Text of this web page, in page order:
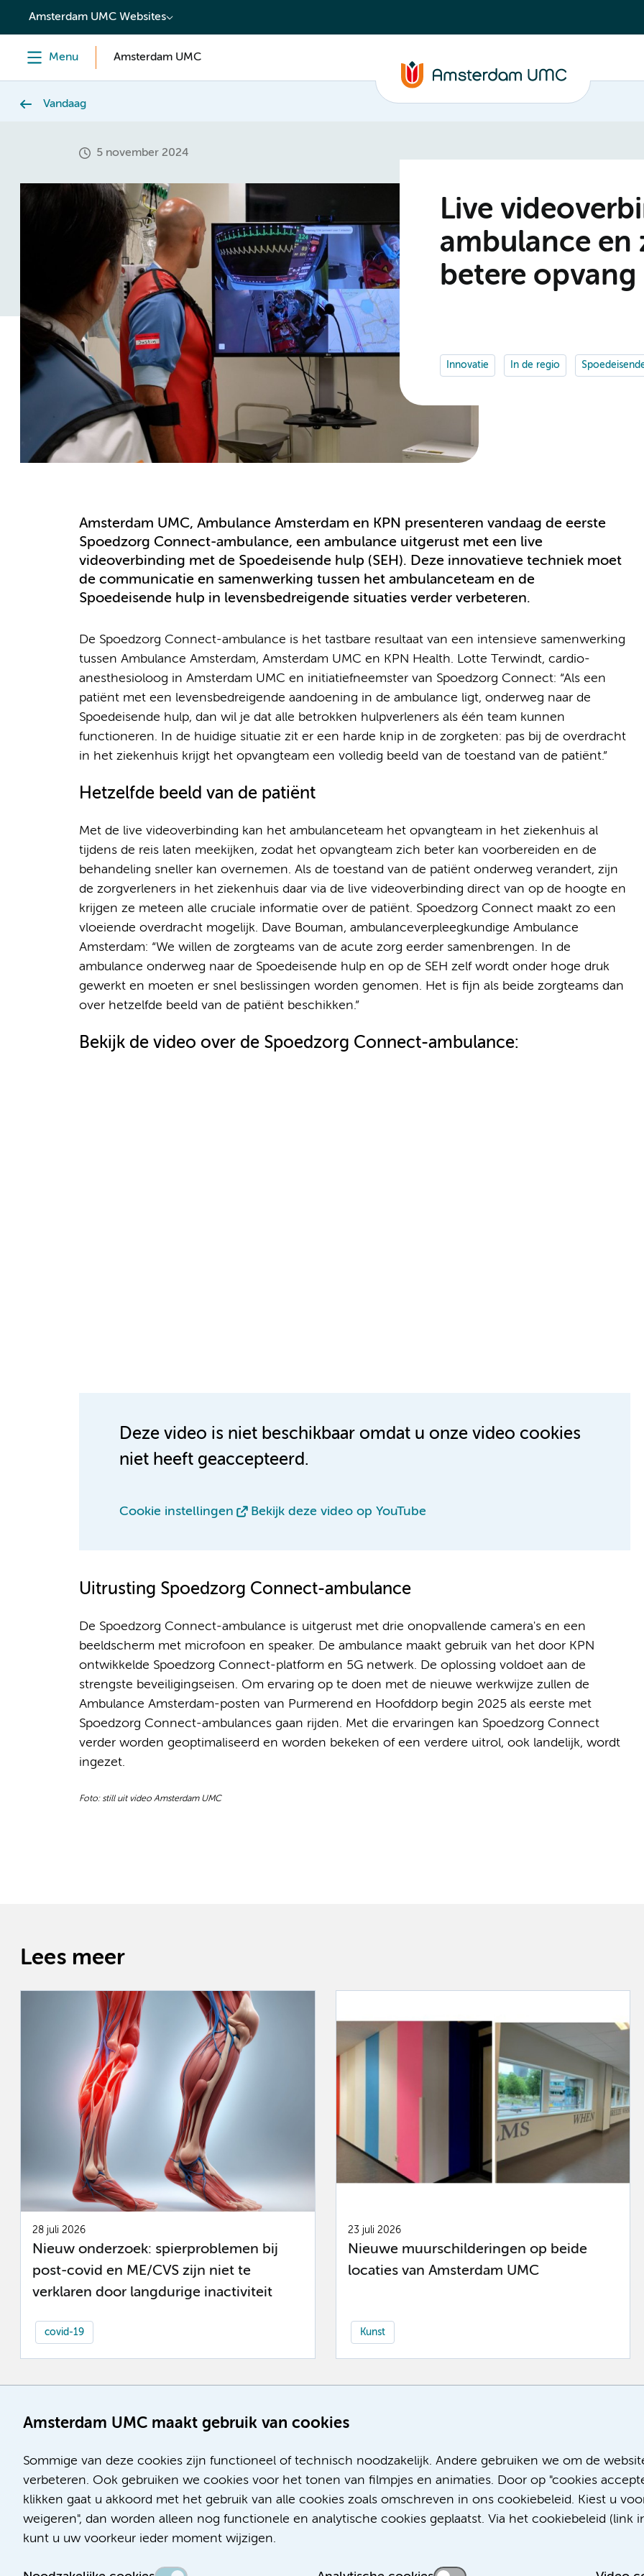
content
Amsterdam UMC maakt gebruik van cookies
Sommige van deze cookies zijn functioneel of technisch noodzakelijk. Andere gebruiken we om de
verbeteren. Ook gebruiken we cookies voor het tonen van filmpjes en animaties. Door op "cookies
klikken gaat u akkoord met het gebruik van alle cookies zoals omschreven in ons cookiebeleid. Kiest u
weigeren", dan worden alleen nog functionele en analytische cookies geplaatst. Via het cookiebeleid (link
kunt u uw voorkeur ieder moment wijzigen.
Amsterdam UMC Websites
Menu Amsterdam UMC
Vandaag
5 november 2024
Live
ambulance en
betere
Innovatie In de regio
Amsterdam UMC, Ambulance Amsterdam en KPN presenteren vandaag de eerste
Spoedzorg Connect-ambulance, een ambulance uitgerust met een live
videoverbinding met de Spoedeisende hulp (SEH). Deze innovatieve techniek moet
de communicatie en samenwerking tussen het ambulanceteam en de
Spoedeisende hulp in levensbedreigende situaties verder verbeteren.
De Spoedzorg Connect-ambulance is het tastbare resultaat van een intensieve samenwerking
tussen Ambulance Amsterdam, Amsterdam UMC en KPN Health. Lotte Terwindt, cardio-
anesthesioloog in Amsterdam UMC en initiatiefneemster van Spoedzorg Connect: “Als een
patiënt met een levensbedreigende aandoening in de ambulance ligt, onderweg naar de
Spoedeisende hulp, dan wil je dat alle betrokken hulpverleners als één team kunnen
functioneren. In de huidige situatie zit er een harde knip in de zorgketen: pas bij de overdracht
in het ziekenhuis krijgt het opvangteam een volledig beeld van de toestand van de patiënt.”
Hetzelfde beeld van de patiënt
Met de live videoverbinding kan het ambulanceteam het opvangteam in het ziekenhuis al
tijdens de reis laten meekijken, zodat het opvangteam zich beter kan voorbereiden en de
behandeling sneller kan overnemen. Als de toestand van de patiënt onderweg verandert, zijn
de zorgverleners in het ziekenhuis daar via de live videoverbinding direct van op de hoogte en
krijgen ze meteen alle cruciale informatie over de patiënt. Spoedzorg Connect maakt zo een
vloeiende overdracht mogelijk. Dave Bouman, ambulanceverpleegkundige Ambulance
Amsterdam: “We willen de zorgteams van de acute zorg eerder samenbrengen. In de
ambulance onderweg naar de Spoedeisende hulp en op de SEH zelf wordt onder hoge druk
gewerkt en moeten er snel beslissingen worden genomen. Het is fijn als beide zorgteams dan
over hetzelfde beeld van de patiënt beschikken.”
Bekijk de video over de Spoedzorg Connect-ambulance:
Deze video is niet beschikbaar omdat u onze video cookies
niet heeft geaccepteerd.
Cookie instellingen Bekijk deze video op YouTube
Uitrusting Spoedzorg Connect-ambulance
De Spoedzorg Connect-ambulance is uitgerust met drie onopvallende camera's en een
beeldscherm met microfoon en speaker. De ambulance maakt gebruik van het door KPN
ontwikkelde Spoedzorg Connect-platform en 5G netwerk. De oplossing voldoet aan de
strengste beveiligingseisen. Om ervaring op te doen met de nieuwe werkwijze zullen de
Ambulance Amsterdam-posten van Purmerend en Hoofddorp begin 2025 als eerste met
Spoedzorg Connect-ambulances gaan rijden. Met die ervaringen kan Spoedzorg Connect
verder worden geoptimaliseerd en worden bekeken of een verdere uitrol, ook landelijk, wordt
ingezet.
Foto: still uit video Amsterdam UMC
Lees meer
28 juli 2026
Nieuw onderzoek: spierproblemen bij
post-covid en ME/CVS zijn niet te
verklaren door langdurige inactiviteit
covid-19
23 juli 2026
Nieuwe muurschilderingen op beide
locaties van Amsterdam UMC
Kunst